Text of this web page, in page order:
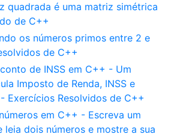
quadrada é uma matriz simétrica
de C++
os números primos entre 2 e
de C++
de INSS em C++ - Um
Imposto de Renda, INSS e
Exercícios Resolvidos de C++
em C++ - Escreva um
leia dois números e mostre a sua